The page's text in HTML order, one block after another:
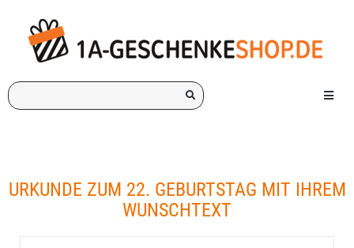
Ich
suche
Menü
URKUNDE ZUM 22. GEBURTSTAG MIT IHREM
WUNSCHTEXT